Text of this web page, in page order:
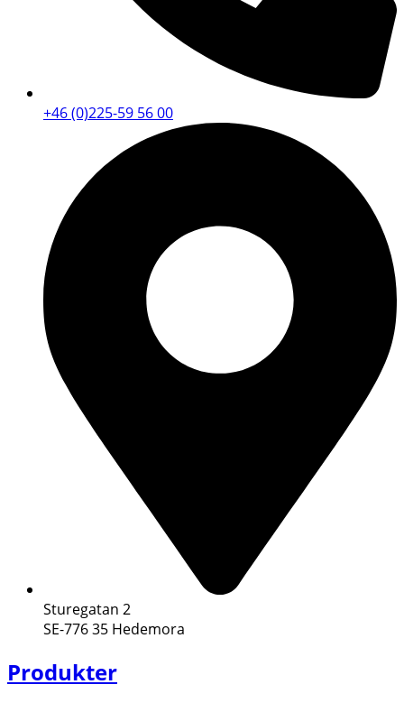
+46 (0)225-59 56 00
Sturegatan 2
SE-776 35 Hedemora
Produkter